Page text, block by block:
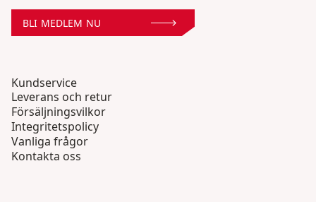
BLI MEDLEM NU
Kundservice
Leverans och retur
Försäljningsvilkor
Integritetspolicy
Vanliga frågor
Kontakta oss